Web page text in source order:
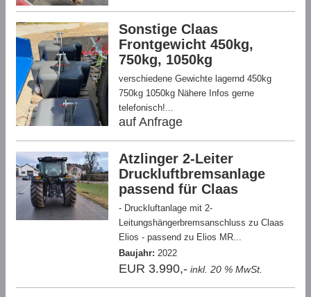
Sonstige Claas
Frontgewicht 450kg,
750kg, 1050kg
verschiedene Gewichte lagernd 450kg
750kg 1050kg Nähere Infos gerne
telefonisch!...
auf Anfrage
Atzlinger 2-Leiter
Druckluftbremsanlage
passend für Claas
- Druckluftanlage mit 2-
Leitungshängerbremsanschluss zu Claas
Elios - passend zu Elios MR...
Baujahr: 2022
EUR 3.990,- inkl. 20 % MwSt.